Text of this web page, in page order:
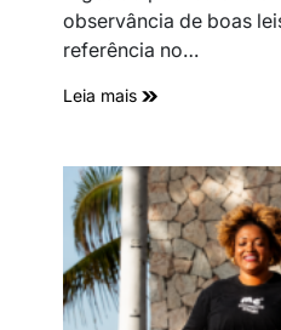
observância de boas
referência no…
Leia mais